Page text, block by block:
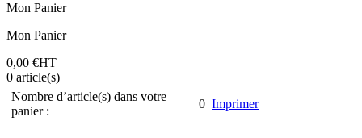
Mon Panier
Mon Panier
0,00 €HT
0 article(s)
Nombre d’article(s) dans votre
panier :
0 Imprimer